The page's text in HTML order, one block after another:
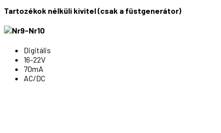
Tartozékok nélküli kivitel (csak a füstgenerátor)
Digitális
16-22V
70mA
AC/DC